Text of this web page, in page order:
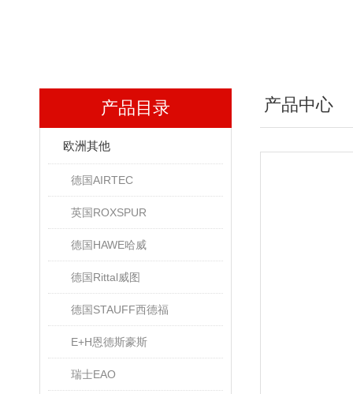
产品目录
欧洲其他
德国AIRTEC
英国ROXSPUR
德国HAWE哈威
德国Rittal威图
德国STAUFF西德福
E+H恩德斯豪斯
瑞士EAO
产品中心